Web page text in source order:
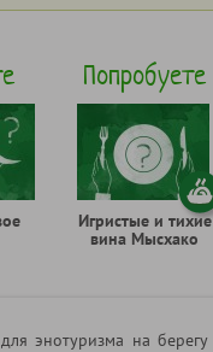
Попробуете
Игристые и тихие
вина Мысхако
энотуризма на берегу